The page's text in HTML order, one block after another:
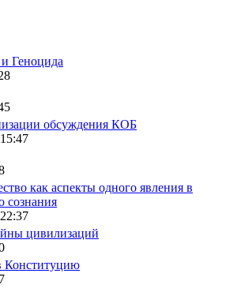
Геноцида
обсуждения КОБ
как аспекты одного явления в
сознания
цивилизаций
Конституцию